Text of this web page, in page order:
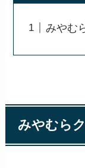
みやむ
みやむら